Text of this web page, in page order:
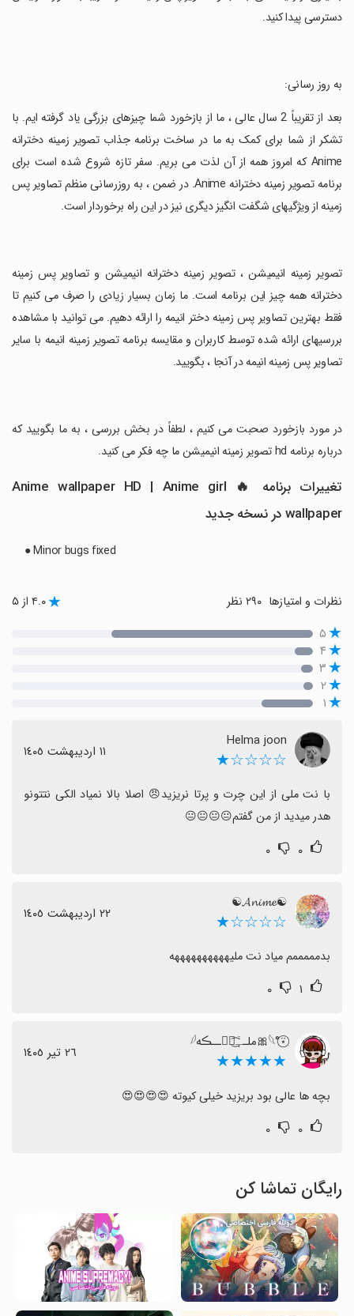
دسترسی پیدا کنید.
‏به روز رسانی:
‏بعد از تقریباً 2 سال عالی ، ما از بازخورد شما چیزهای بزرگی یاد گرفته ایم. با
تشکر از شما برای کمک به ما در ساخت برنامه جذاب تصویر زمینه دخترانه
Anime که امروز همه از آن لذت می بریم. سفر تازه شروع شده است برای
برنامه تصویر زمینه دخترانه Anime. در ضمن ، به روزرسانی منظم تصاویر پس
زمینه از ویژگیهای شگفت انگیز دیگری نیز در این راه برخوردار است.
‏تصویر زمینه انیمیشن ، تصویر زمینه دخترانه انیمیشن و تصاویر پس زمینه
دخترانه همه چیز این برنامه است. ما زمان بسیار زیادی را صرف می کنیم تا
فقط بهترین تصاویر پس زمینه دختر انیمه را ارائه دهیم. می توانید با مشاهده
بررسیهای ارائه شده توسط کاربران و مقایسه برنامه تصویر زمینه انیمه با سایر
تصاویر پس زمینه انیمه در آنجا ، بگویید.
‏در مورد بازخورد صحبت می کنیم ، لطفاً در بخش بررسی ، به ما بگویید که
درباره برنامه hd تصویر زمینه انیمیشن ما چه فکر می کنید.
تغییرات برنامه 🔥 Anime wallpaper HD | Anime girl
wallpaper در نسخه جدید
● Minor bugs fixed
نظرات و امتیازها ۴.۰ از ۵
۵
۴
۳
۲
۱
Helma joon
☆☆☆☆★ ١١ اردیبهشت ١٤٠٥
هدر میدید از من گفتم😐😐😐😐
۰ ۰
☯︎𝓐𝓷𝓲𝓶𝓮☯︎
☆☆☆☆★ ٢٢ اردیبهشت ١٤٠٥
بدمممممم میاد نت ملیههههههههههه
۱ ۰
𓆩°⍣⃝🎀ملــْٖٖٓ͜͡ूٌــڪه𓆪
★★★★★ ٢٦ تیر ١٤٠٥
بچه ها عالی بود بریزید خیلی کیوته 😍😍😍😍
۰ ۰
رایگان تماشا کن